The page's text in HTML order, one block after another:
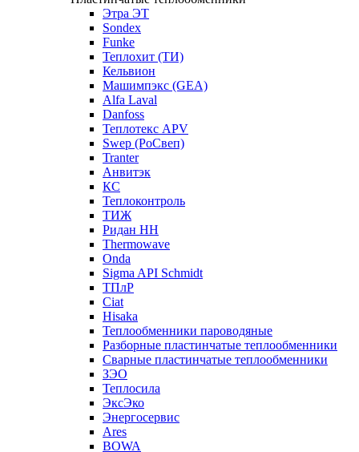
Этра ЭТ
Sondex
Funke
Теплохит (ТИ)
Кельвион
Машимпэкс (GEA)
Alfa Laval
Danfoss
Теплотекс APV
Swep (РоСвеп)
Tranter
Анвитэк
КС
Теплоконтроль
ТИЖ
Ридан НН
Thermowave
Onda
Sigma API Schmidt
ТПлР
Ciat
Hisaka
Теплообменники пароводяные
Разборные пластинчатые теплообменники
Сварные пластинчатые теплообменники
ЗЭО
Теплосила
ЭксЭко
Энергосервис
Ares
BOWA